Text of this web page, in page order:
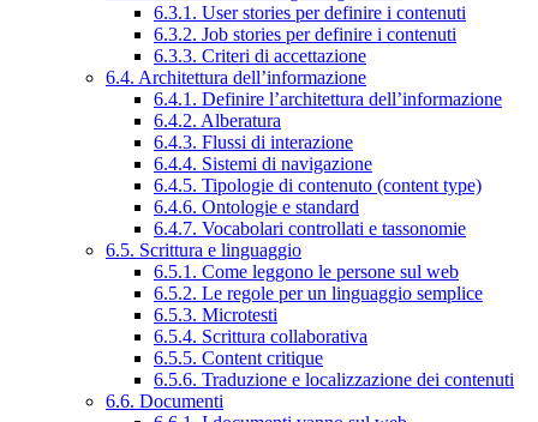
6.3.1. User stories per definire i contenuti
6.3.2. Job stories per definire i contenuti
6.3.3. Criteri di accettazione
6.4. Architettura dell’informazione
6.4.1. Definire l’architettura dell’informazione
6.4.2. Alberatura
6.4.3. Flussi di interazione
6.4.4. Sistemi di navigazione
6.4.5. Tipologie di contenuto (content type)
6.4.6. Ontologie e standard
6.4.7. Vocabolari controllati e tassonomie
6.5. Scrittura e linguaggio
6.5.1. Come leggono le persone sul web
6.5.2. Le regole per un linguaggio semplice
6.5.3. Microtesti
6.5.4. Scrittura collaborativa
6.5.5. Content critique
6.5.6. Traduzione e localizzazione dei contenuti
6.6. Documenti